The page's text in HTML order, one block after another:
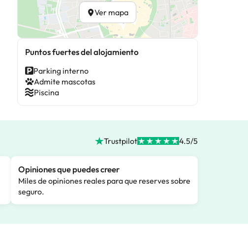
Ver mapa
Puntos fuertes del alojamiento
Parking interno
Admite mascotas
Piscina
Trustpilot 4.5/5
Opiniones que puedes creer
Miles de opiniones reales para que reserves sobre
seguro.